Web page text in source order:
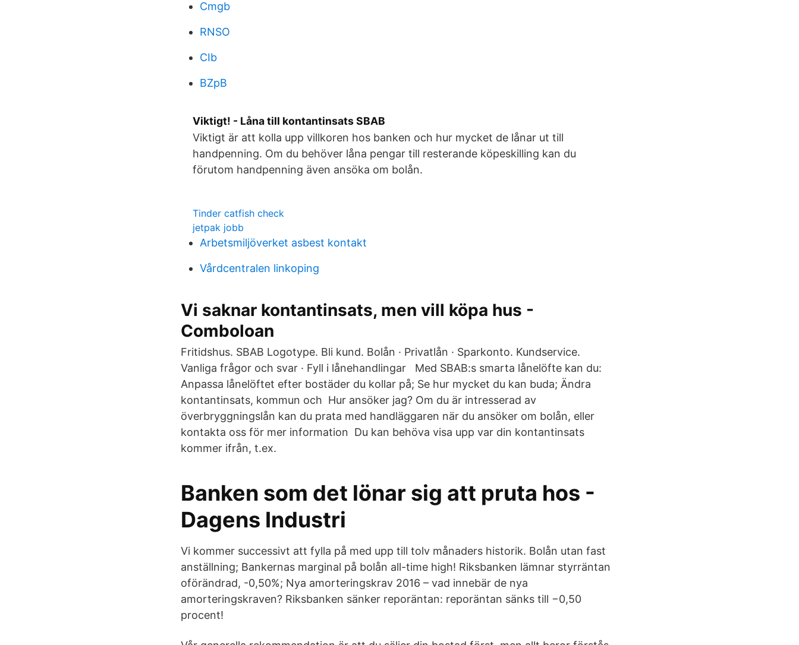
Cmgb
RNSO
CIb
BZpB
Viktigt! - Låna till kontantinsats SBAB
Viktigt är att kolla upp villkoren hos banken och hur mycket de lånar ut till
handpenning. Om du behöver låna pengar till resterande köpeskilling kan du
förutom handpenning även ansöka om bolån.
Tinder catfish check
jetpak jobb
Arbetsmiljöverket asbest kontakt
Vårdcentralen linkoping
Vi saknar kontantinsats, men vill köpa hus -
Comboloan
Fritidshus. SBAB Logotype. Bli kund. Bolån · Privatlån · Sparkonto. Kundservice.
Vanliga frågor och svar · Fyll i lånehandlingar Med SBAB:s smarta lånelöfte kan du:
Anpassa lånelöftet efter bostäder du kollar på; Se hur mycket du kan buda; Ändra
kontantinsats, kommun och Hur ansöker jag? Om du är intresserad av
överbryggningslån kan du prata med handläggaren när du ansöker om bolån, eller
kontakta oss för mer information Du kan behöva visa upp var din kontantinsats
kommer ifrån, t.ex.
Banken som det lönar sig att pruta hos -
Dagens Industri
Vi kommer successivt att fylla på med upp till tolv månaders historik. Bolån utan fast
anställning; Bankernas marginal på bolån all-time high! Riksbanken lämnar styrräntan
oförändrad, -0,50%; Nya amorteringskrav 2016 – vad innebär de nya
amorteringskraven? Riksbanken sänker reporäntan: reporäntan sänks till −0,50
procent!